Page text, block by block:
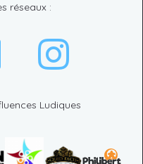
Ludiques
réseaux :